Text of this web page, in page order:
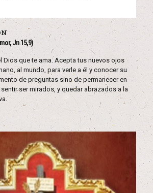
Jn 15,9)
Dios que te ama. Acepta tus nuevos ojos
al mundo, para verle a él y conocer su
de preguntas sino de permanecer en
ser mirados, y quedar abrazados a la